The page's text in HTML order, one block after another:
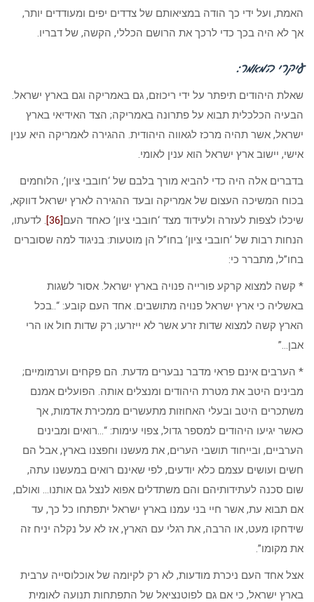
האמת, ועל ידי כך הודה במציאותם של צדדים יפים ומעודדים יותר,
אך לא היה בכך כדי לרכך את הרושם הכללי, הקשה, של דבריו.
עיקרי המאמר:
שאלת היהודים תיפתר על ידי ריכוזם, גם באמריקה וגם בארץ ישראל.
הבעיה הכלכלית תבוא על פתרונה באמריקה; הצד האידיאי בארץ
ישראל, אשר תהיה מרכז לגאווה היהודית. ההגירה לאמריקה היא ענין
אישי, יישוב ארץ ישראל הוא ענין לאומי.
בדברים אלה היה כדי להביא מורך בלבם של ‘חובבי ציון’, הלוחמים
בכוח המשיכה העצום של אמריקה ובעד ההגירה לארץ ישראל דווקא,
שיכלו לצפות לעזרה ולעידוד מצד ‘חובבי ציון’ כאחד העם[36]
. לדעתו,
הנחות רבות של ‘חובבי ציון’ בחו”ל הן מוטעות: בניגוד למה שסוברים
בחו”ל, מתברר כי:
* קשה למצוא קרקע פורייה פנויה בארץ ישראל. אסור לשגות
באשליה כי ארץ ישראל פנויה מתושבים. אחד העם קובע: “..בכל
הארץ קשה למצוא שדות זרע אשר לא ייזרעו; רק שדות חול או הרי
אבן…”
* הערבים אינם פראי מדבר נבערים מדעת. הם פקחים וערמומיים;
מבינים היטב את מטרת היהודים ומנצלים אותה. הפועלים אמנם
משתכרים היטב ובעלי האחוזות מתעשרים ממכירת אדמות, אך
כאשר יגיעו היהודים למספר גדול, צפוי עימות: “…רואים ומבינים
הערביים, ובייחוד תושבי הערים, את מעשנו וחפצנו בארץ, אבל הם
חשים ועושים עצמם כלא יודעים, לפי שאינם רואים במעשנו עתה,
שום סכנה לעתידותיהם והם משתדלים אפוא לנצל גם אותנו… ואולם,
אם תבוא עת, אשר חיי בני עמנו בארץ ישראל יתפתחו כל כך, עד
שידחקו מעט, או הרבה, את רגלי עם הארץ, אז לא על נקלה יניח זה
את מקומו”.
אצל אחד העם ניכרת מודעות, לא רק לקיומה של אוכלוסייה ערבית
בארץ ישראל, כי אם גם לפוטנציאל של התפתחות תנועה לאומית